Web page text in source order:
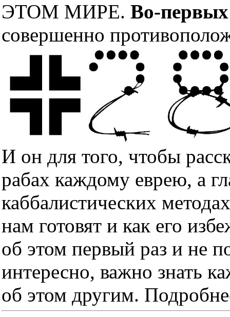
ЭТОМ МИРЕ. Во-первых
совершенно
И он для того, чтобы
рабах каждому еврею, а
каббалистических
нам готовят и как его
об этом первый раз и не
интересно, важно знать
об этом другим.